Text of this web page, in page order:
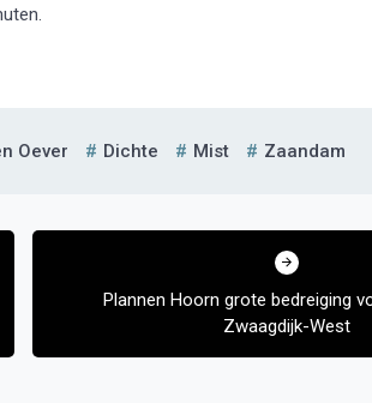
Oever Dichte Mist Zaandam
Plannen Hoorn grote bedreiging
Zwaagdijk-West